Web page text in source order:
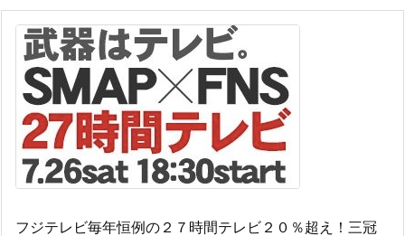
フジテレビ毎年恒例の２７時間テレビ２０％超え！三冠